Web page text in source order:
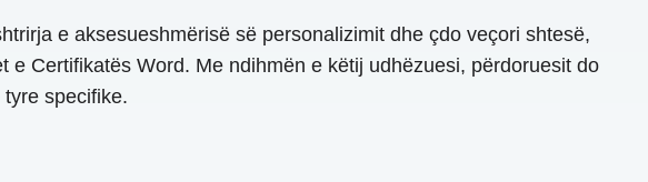
e aksesueshmërisë së personalizimit dhe çdo veçori shtesë,
Certifikatës Word. Me ndihmën e këtij udhëzuesi, përdoruesit do
specifike.